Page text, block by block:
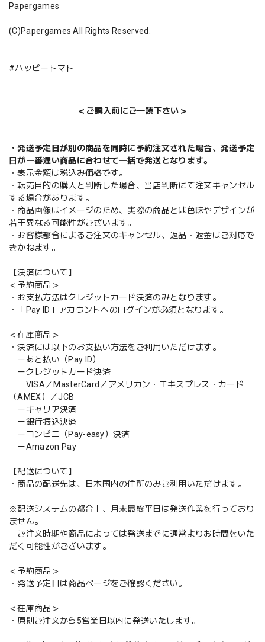
Papergames
(C)Papergames All Rights Reserved.
#ハッピートマト
＜ご購入前にご一読下さい＞
・発送予定日が別の商品を同時に予約注文された場合、発送予定
日が一番遅い商品に合わせて一括で発送となります。
・表示金額は税込み価格です。
・転売目的の購入と判断した場合、当店判断にて注文キャンセル
する場合があります。
・商品画像はイメージのため、実際の商品とは色味やデザインが
若干異なる可能性がございます。
・お客様都合によるご注文のキャンセル、返品・返金はご対応で
きかねます。
【決済について】
＜予約商品＞
・お支払方法はクレジットカード決済のみとなります。
・「Pay ID」アカウントへのログインが必須となります。
＜在庫商品＞
・決済には以下のお支払い方法をご利用いただけます。
ーあと払い（Pay ID）
ークレジットカード決済
VISA／MasterCard／アメリカン・エキスプレス・カード
（AMEX）／JCB
ーキャリア決済
ー銀行振込決済
ーコンビニ（Pay-easy）決済
ーAmazon Pay
【配送について】
・商品の配送先は、日本国内の住所のみご利用いただけます。
※配送システムの都合上、月末最終平日は発送作業を行っており
ません。
ご注文時期や商品によっては発送までに通常よりお時間をいた
だく可能性がございます。
＜予約商品＞
・発送予定日は商品ページをご確認ください。
＜在庫商品＞
・原則ご注文から5営業日以内に発送いたします。